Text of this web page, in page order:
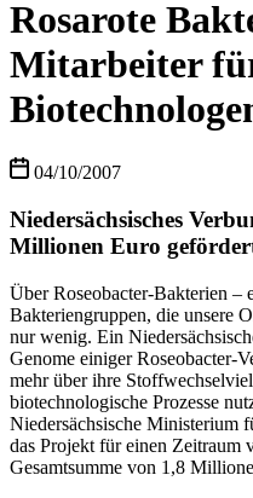
Rosarote
Mitarbeiter
04/10/2007
Niedersächsisches
Millionen Euro
Über Roseobacter-Bakterien –
Bakteriengruppen, die unsere
nur wenig. Ein
Genome einiger Roseobacter-
mehr über ihre
biotechnologische Prozesse
Niedersächsische Ministerium
das Projekt für einen Zeitraum
Gesamtsumme von 1,8